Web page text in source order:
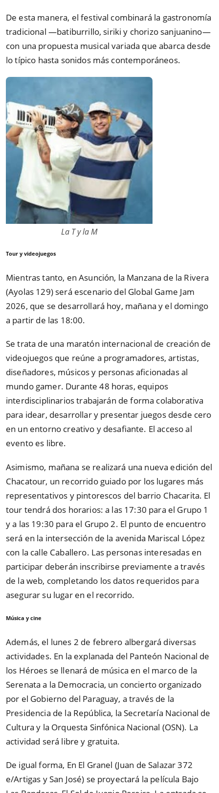
De esta manera, el festival combinará la gastronomía
tradicional —batiburrillo, siriki y chorizo sanjuanino—
con una propuesta musical variada que abarca desde
lo típico hasta sonidos más contemporáneos.
La T y la M
Tour y videojuegos
Mientras tanto, en Asunción, la Manzana de la Rivera
(Ayolas 129) será escenario del Global Game Jam
2026, que se desarrollará hoy, mañana y el domingo
a partir de las 18:00.
Se trata de una maratón internacional de creación de
videojuegos que reúne a programadores, artistas,
diseñadores, músicos y personas aficionadas al
mundo gamer. Durante 48 horas, equipos
interdisciplinarios trabajarán de forma colaborativa
para idear, desarrollar y presentar juegos desde cero
en un entorno creativo y desafiante. El acceso al
evento es libre.
Asimismo, mañana se realizará una nueva edición del
Chacatour, un recorrido guiado por los lugares más
representativos y pintorescos del barrio Chacarita. El
tour tendrá dos horarios: a las 17:30 para el Grupo 1
y a las 19:30 para el Grupo 2. El punto de encuentro
será en la intersección de la avenida Mariscal López
con la calle Caballero. Las personas interesadas en
participar deberán inscribirse previamente a través
de la web, completando los datos requeridos para
asegurar su lugar en el recorrido.
Música y cine
Además, el lunes 2 de febrero albergará diversas
actividades. En la explanada del Panteón Nacional de
los Héroes se llenará de música en el marco de la
Serenata a la Democracia, un concierto organizado
por el Gobierno del Paraguay, a través de la
Presidencia de la República, la Secretaría Nacional de
Cultura y la Orquesta Sinfónica Nacional (OSN). La
actividad será libre y gratuita.
De igual forma, En El Granel (Juan de Salazar 372
e/Artigas y San José) se proyectará la película Bajo